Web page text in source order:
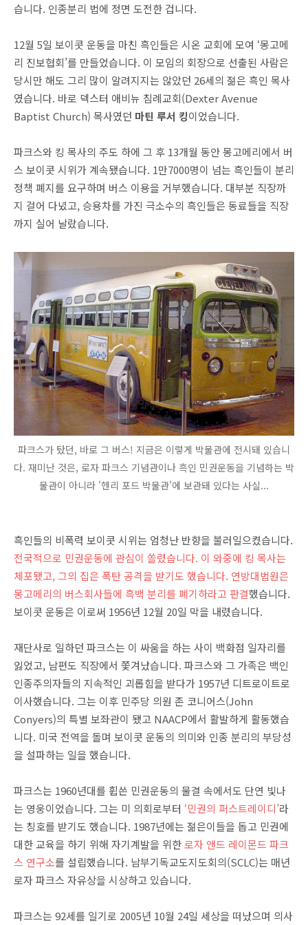
습니다. 인종분리 법에 정면 도전한 겁니다.
12월 5일 보이콧 운동을 마친 흑인들은 시온 교회에 모여 ‘몽고메
리 진보협회’를 만들었습니다. 이 모임의 회장으로 선출된 사람은
당시만 해도 그리 많이 알려지지는 않았던 26세의 젊은 흑인 목사
였습니다. 바로 덱스터 애비뉴 침례교회(Dexter Avenue
Baptist Church) 목사였던 마틴 루서 킹이었습니다.
파크스와 킹 목사의 주도 하에 그 후 13개월 동안 몽고메리에서 버
스 보이콧 시위가 계속됐습니다. 1만7000명이 넘는 흑인들이 분리
정책 폐지를 요구하며 버스 이용을 거부했습니다. 대부분 직장까
지 걸어 다녔고, 승용차를 가진 극소수의 흑인들은 동료들을 직장
까지 실어 날랐습니다.
파크스가 탔던, 바로 그 버스! 지금은 이렇게 박물관에 전시돼 있습니
다. 재미난 것은, 로자 파크스 기념관이나 흑인 민권운동을 기념하는 박
물관이 아니라 '헨리 포드 박물관'에 보관돼 있다는 사실...
흑인들의 비폭력 보이콧 시위는 엄청난 반향을 불러일으켰습니다.
전국적으로 민권운동에 관심이 쏠렸습니다. 이 와중에 킹 목사는
체포됐고, 그의 집은 폭탄 공격을 받기도 했습니다. 연방대법원은
몽고메리의 버스회사들에 흑백 분리를 폐기하라고 판결했습니다.
보이콧 운동은 이로써 1956년 12월 20일 막을 내렸습니다.
재단사로 일하던 파크스는 이 싸움을 하는 사이 백화점 일자리를
잃었고, 남편도 직장에서 쫓겨났습니다. 파크스와 그 가족은 백인
인종주의자들의 지속적인 괴롭힘을 받다가 1957년 디트로이트로
이사했습니다. 그는 이후 민주당 의원 존 코니어스(John
Conyers)의 특별 보좌관이 됐고 NAACP에서 활발하게 활동했습
니다. 미국 전역을 돌며 보이콧 운동의 의미와 인종 분리의 부당성
을 설파하는 일을 했습니다.
파크스는 1960년대를 휩쓴 민권운동의 물결 속에서도 단연 빛나
는 영웅이었습니다. 그는 미 의회로부터 ‘민권의 퍼스트레이디’라
는 칭호를 받기도 했습니다. 1987년에는 젊은이들을 돕고 민권에
대한 교육을 하기 위해 자기계발을 위한로자 앤드 레이몬드 파크
스 연구소를 설립했습니다. 남부기독교도지도회의(SCLC)는 매년
로자 파크스 자유상을 시상하고 있습니다.
파크스는 92세를 일기로 2005년 10월 24일 세상을 떠났으며 의사